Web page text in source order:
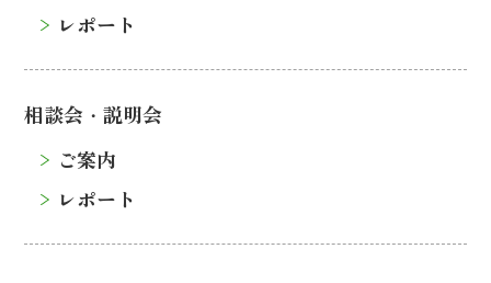
レポート
相談会・説明会
ご案内
レポート